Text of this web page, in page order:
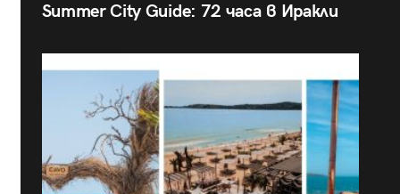
Summer City Guide: 72 часа в Иракли